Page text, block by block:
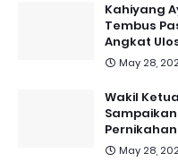
Kahiyang
Tembus
Angkat
May 28,
Wakil
Pernikahan
May 28,